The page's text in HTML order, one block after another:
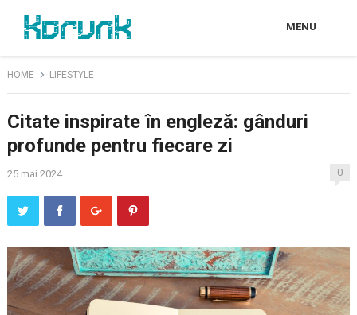
MENU
HOME LIFESTYLE
Citate inspirate în engleză: gânduri
profunde pentru fiecare zi
25 mai 2024 0